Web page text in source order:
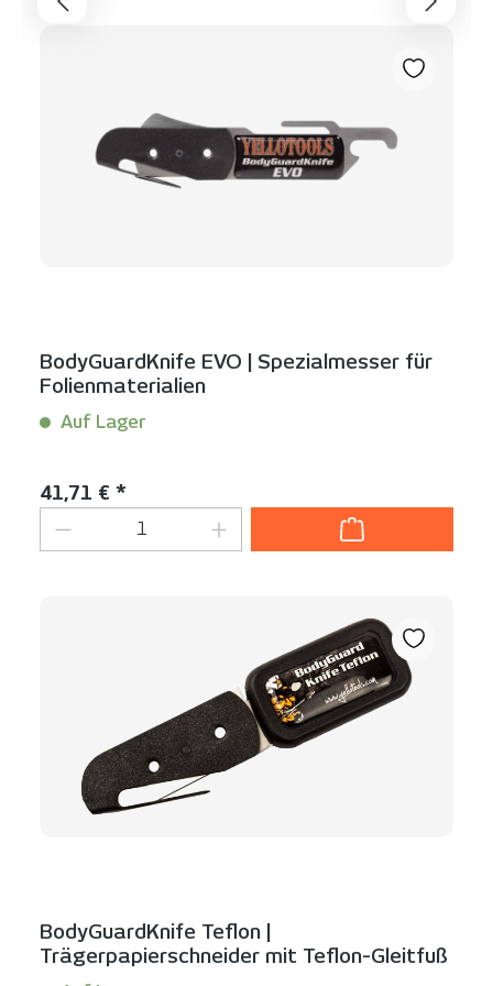
BodyGuardKnife EVO | Spezialmesser für
Folienmaterialien
Auf Lager
Regulärer Preis:
41,71 € *
Produkt Anzahl: Gib den
BodyGuardKnife Teflon |
Trägerpapierschneider mit Teflon-Gleitfuß